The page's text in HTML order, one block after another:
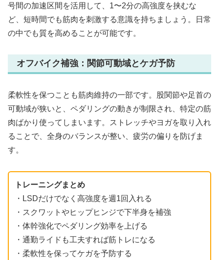
号間の加速区間を活用して、1〜2分の高強度を挟むな
ど、短時間でも筋肉を刺激する意識を持ちましょう。日常
の中でも質を高めることが可能です。
オフバイク補強：関節可動域とケガ予防
柔軟性を保つことも筋肉維持の一部です。股関節や足首の
可動域が狭いと、ペダリングの動きが制限され、特定の筋
肉ばかり使ってしまいます。ストレッチやヨガを取り入れ
ることで、全身のバランスが整い、疲労の偏りを防げま
す。
トレーニングまとめ
・LSDだけでなく高強度を週1回入れる
・スクワットやヒップヒンジで下半身を補強
・体幹強化でペダリング効率を上げる
・通勤ライドも工夫すれば筋トレになる
・柔軟性を保ってケガを予防する